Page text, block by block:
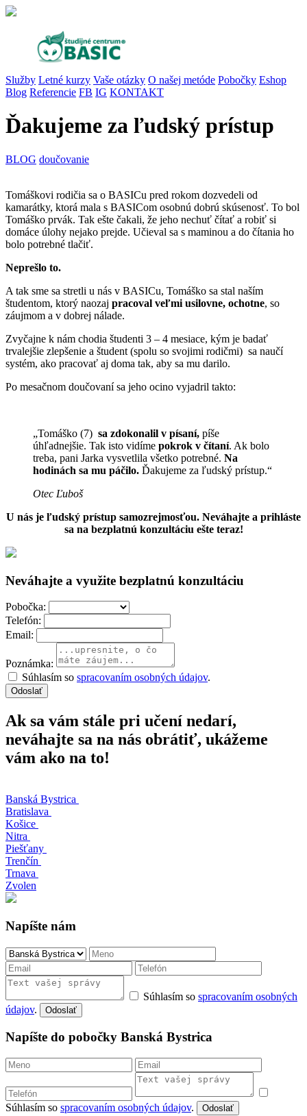
Služby Letné kurzy Vaše otázky O našej metóde Pobočky Eshop
Blog Referencie FB IG KONTAKT
Ďakujeme za ľudský prístup
BLOG doučovanie
Tomáškovi rodičia sa o BASICu pred rokom dozvedeli od
kamarátky, ktorá mala s BASICom osobnú dobrú skúsenosť. To bol
Tomáško prvák. Tak ešte čakali, že jeho nechuť čítať a robiť si
domáce úlohy nejako prejde. Učieval sa s maminou a do čítania ho
bolo potrebné tlačiť.
Neprešlo to.
A tak sme sa stretli u nás v BASICu, Tomáško sa stal naším
študentom, ktorý naozaj pracoval veľmi usilovne, ochotne, so
záujmom a v dobrej nálade.
Zvyčajne k nám chodia študenti 3 – 4 mesiace, kým je badať
trvalejšie zlepšenie a študent (spolu so svojimi rodičmi) sa naučí
systém, ako pracovať aj doma tak, aby sa mu darilo.
Po mesačnom doučovaní sa jeho ocino vyjadril takto:
„Tomáško (7) sa zdokonalil v písaní, píše
úhľadnejšie. Tak isto vidíme pokrok v čítaní. Ak bolo
treba, pani Jarka vysvetlila všetko potrebné. Na
hodinách sa mu páčilo. Ďakujeme za ľudský prístup.“
Otec Ľuboš
U nás je ľudský prístup samozrejmosťou. Neváhajte a prihláste
sa na bezplatnú konzultáciu ešte teraz!
Neváhajte a využite bezplatnú konzultáciu
Pobočka:
Telefón:
Email:
Poznámka:
Súhlasím so spracovaním osobných údajov.
Odoslať
Ak sa vám stále pri učení nedarí,
neváhajte sa na nás obrátiť, ukážeme
vám ako na to!
Banská Bystrica
Bratislava
Košice
Nitra
Piešťany
Trenčín
Trnava
Zvolen
Napíšte nám
Súhlasím so spracovaním osobných
údajov. Odoslať
Napíšte do pobočky Banská Bystrica
Súhlasím so spracovaním osobných údajov. Odoslať